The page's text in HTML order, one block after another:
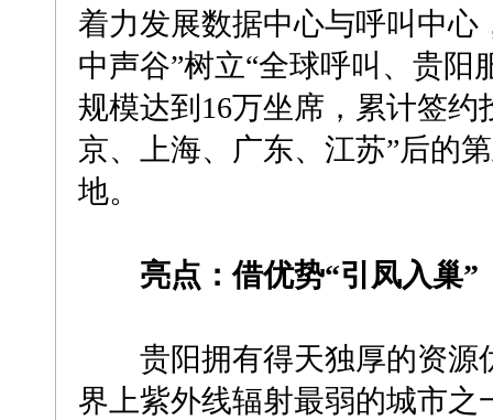
着力发展数据中心与呼叫中心
中声谷”树立“全球呼叫、贵阳
规模达到16万坐席，累计签约
京、上海、广东、江苏”后的
地。
亮点：借优势“引凤入巢”
贵阳拥有得天独厚的资源
界上紫外线辐射最弱的城市